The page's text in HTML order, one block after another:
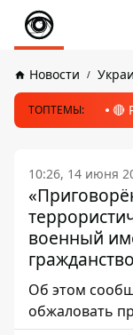
Новости
ТОПТЕМЫ: 🔴
10:26, 14 июня
военный
гражданство
Об этом
обжаловать